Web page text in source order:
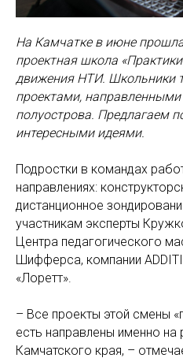
На Камчатке в июне
проектная школа
движения НТИ. Школьники
проектами,
полуострова. Предлагаем
интересными идеями.
Подростки в командах
направлениях:
дистанционное
участникам эксперты
Центра педагогического
Шифферса, компании
«Лоретт».
– Все проекты этой смены
есть направлены именно
Камчатского края, –